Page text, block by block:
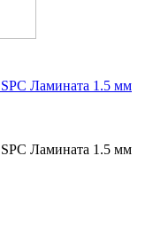
Ламината 1.5 мм
Ламината 1.5 мм